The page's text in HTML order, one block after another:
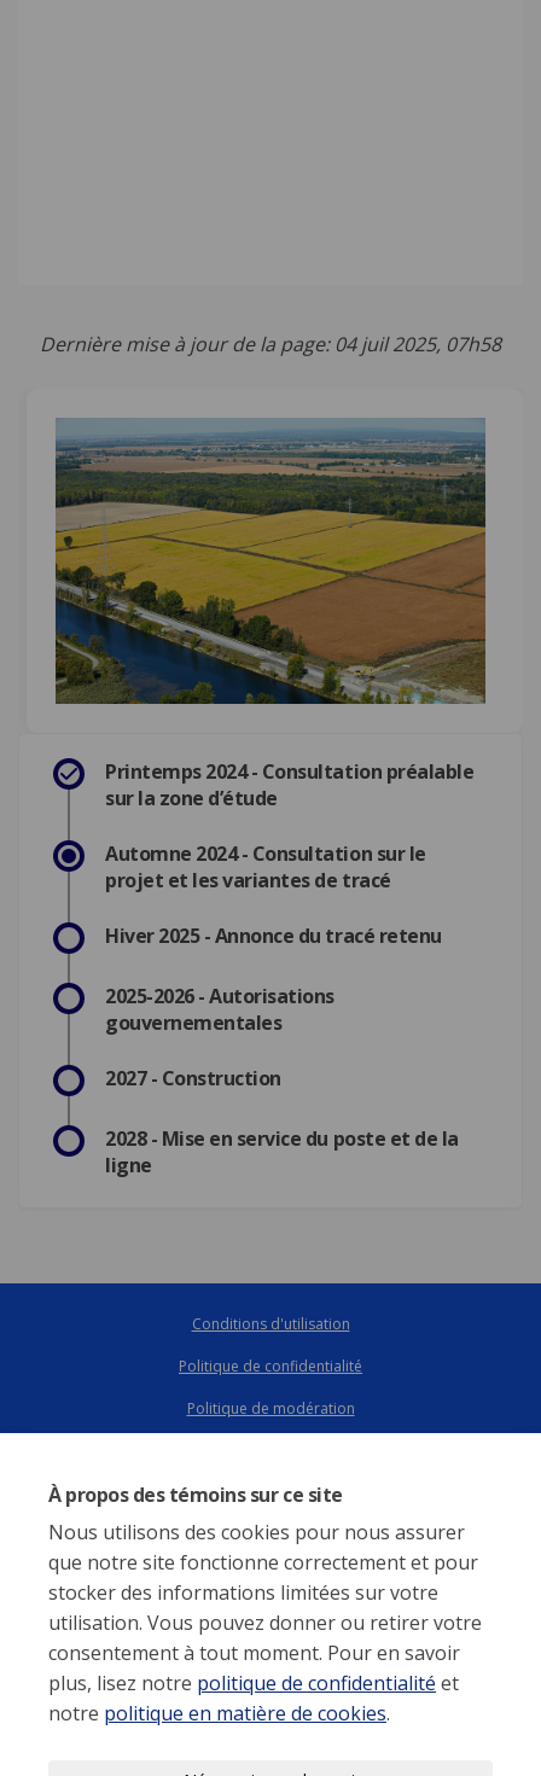
À propos des témoins sur ce site
Nous utilisons des cookies pour nous assurer
que notre site fonctionne correctement et pour
stocker des informations limitées sur votre
utilisation. Vous pouvez donner ou retirer votre
consentement à tout moment. Pour en savoir
plus, lisez notre politique de confidentialité et
notre politique en matière de cookies.
Dernière mise à jour de la page: 04 juil 2025, 07h58
Printemps 2024 - Consultation préalable
sur la zone d’étude
Automne 2024 - Consultation sur le
projet et les variantes de tracé
Hiver 2025 - Annonce du tracé retenu
2025-2026 - Autorisations
gouvernementales
2027 - Construction
2028 - Mise en service du poste et de la
ligne
Conditions d'utilisation Politique de confidentialité
Politique de modération Politique sur les témoins
Déclaration d'accessibilité Soutien technique
Conditions d'utilisation
Politique de confidentialité
Politique de modération
Politique sur les témoins
Soutien technique